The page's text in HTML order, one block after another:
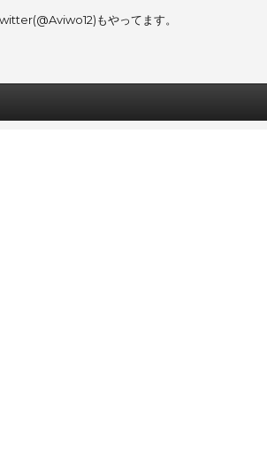
もやってます。